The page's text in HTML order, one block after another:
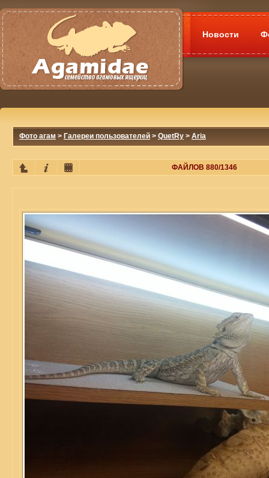
Новости
Фото агам > Галереи пользователей > QuetRy > Aria
ФАЙЛОВ 880/1346